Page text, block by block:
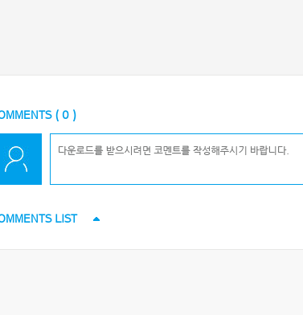
( 0 )
LIST